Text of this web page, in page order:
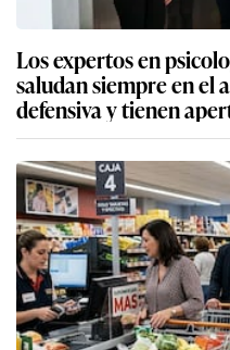
Los expertos en
saludan siempre en el
defensiva y tienen